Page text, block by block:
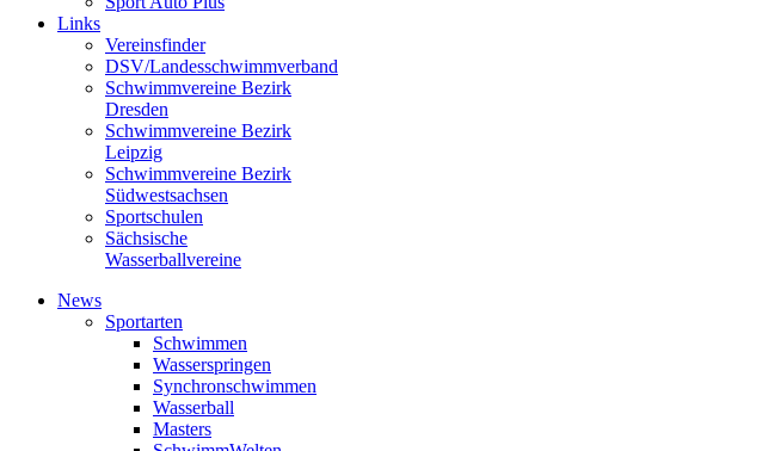
Links
Vereinsfinder
DSV/Landesschwimmverband
Schwimmvereine Bezirk
Dresden
Schwimmvereine Bezirk
Leipzig
Schwimmvereine Bezirk
Südwestsachsen
Sportschulen
Sächsische
Wasserballvereine
News
Sportarten
Schwimmen
Wasserspringen
Synchronschwimmen
Wasserball
Masters